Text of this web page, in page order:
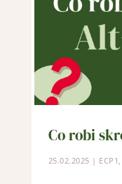
Co robi
25.02.2025 | ECP1